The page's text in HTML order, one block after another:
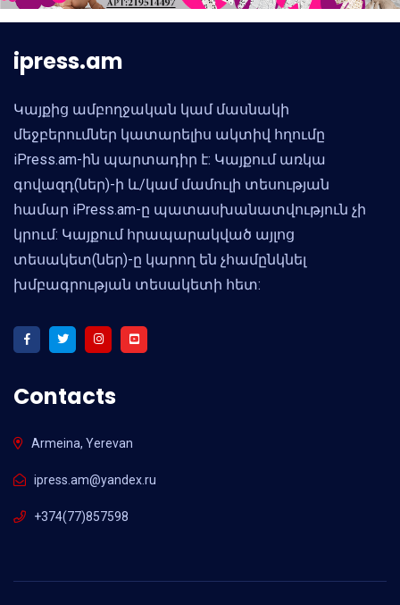
ipress.am
Կայքից ամբողջական կամ մասնակի
մեջբերումներ կատարելիս ակտիվ հղումը
iPress.am-ին պարտադիր է: Կայքում առկա
գովազդ(ներ)-ի և/կամ մամուլի տեսության
համար iPress.am-ը պատասխանատվություն չի
կրում: Կայքում հրապարակված այլոց
տեսակետ(ներ)-ը կարող են չհամընկնել
խմբագրության տեսակետի հետ:
Contacts
Armeina, Yerevan
ipress.am@yandex.ru
+374(77)857598